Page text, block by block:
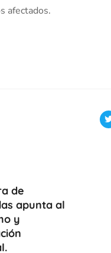
afectados.
de
apunta al
y